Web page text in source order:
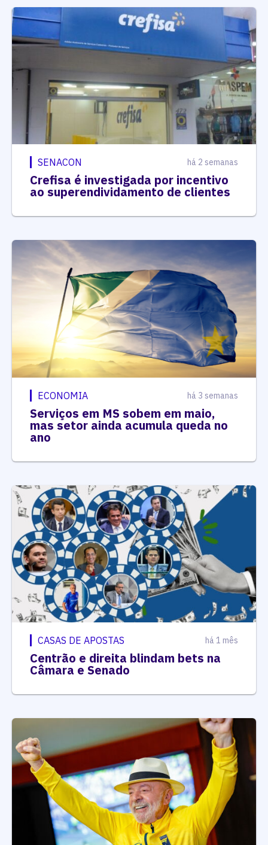
SENACON há 2 semanas
Crefisa é investigada por incentivo
ao superendividamento de clientes
ECONOMIA há 3 semanas
Serviços em MS sobem em maio,
mas setor ainda acumula queda no
ano
CASAS DE APOSTAS há 1 mês
Centrão e direita blindam bets na
Câmara e Senado